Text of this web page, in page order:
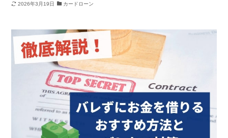
2026年3月19日 カードローン